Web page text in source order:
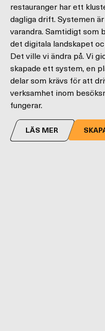
restauranger har ett
dagliga drift. Systemen
varandra. Samtidigt som
det digitala landskapet
Det ville vi ändra på. Vi
skapade ett system, en
delar som krävs för att
verksamhet inom
fungerar.
LÄS MER